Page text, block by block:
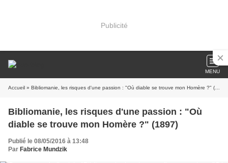
Publicité
MENU
Accueil » Bibliomanie, les risques d'une passion : "Où diable se trouve mon Homère ?" (1897)
Bibliomanie, les risques d'une passion : "Où
diable se trouve mon Homère ?" (1897)
Publié le 08/05/2016 à 13:48
Par Fabrice Mundzik